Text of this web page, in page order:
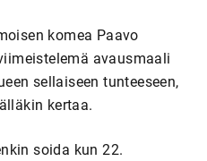
komea Paavo
avausmaali
sellaiseen tunteeseen,
kertaa.
soida kun 22.